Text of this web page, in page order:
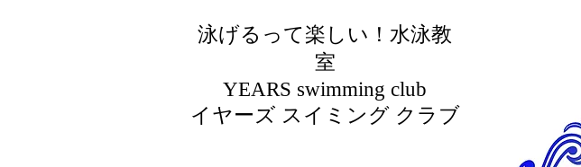
泳げるって楽しい！水泳教
室
​YEARS swimming club
イヤーズ スイミング クラブ